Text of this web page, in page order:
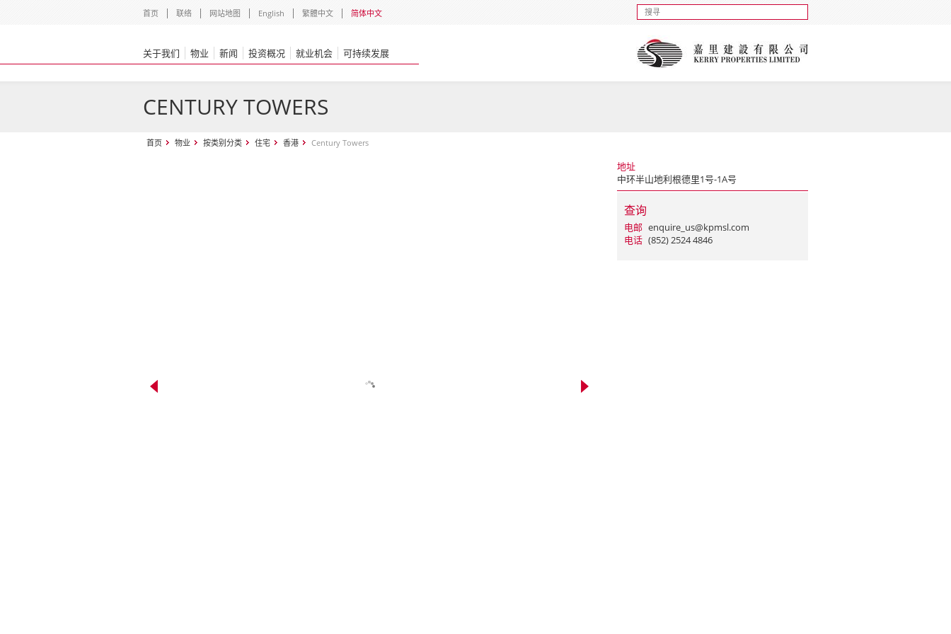
首页 联络 网站地图 English 繁體中文 简体中文
关于我们 物业 新闻 投资概况 就业机会 可持续发展
CENTURY TOWERS
首页 物业 按类别分类 住宅 香港 Century Towers
地址
中环半山地利根德里1号-1A号
查询
电邮 enquire_us@kpmsl.com
电话 (852) 2524 4846